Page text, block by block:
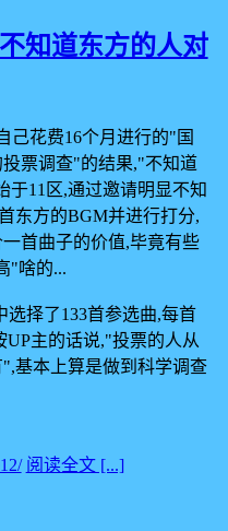
知道东方的人对
己花费16个月进行的"国
票调查"的结果,"不知道
于11区,通过邀请明显不知
东方的BGM并进行打分,
首曲子的价值,毕竟有些
"啥的...
择了133首参选曲,每首
主的话说,"投票的人从
基本上算是做到科学调查
阅读全文 [...]